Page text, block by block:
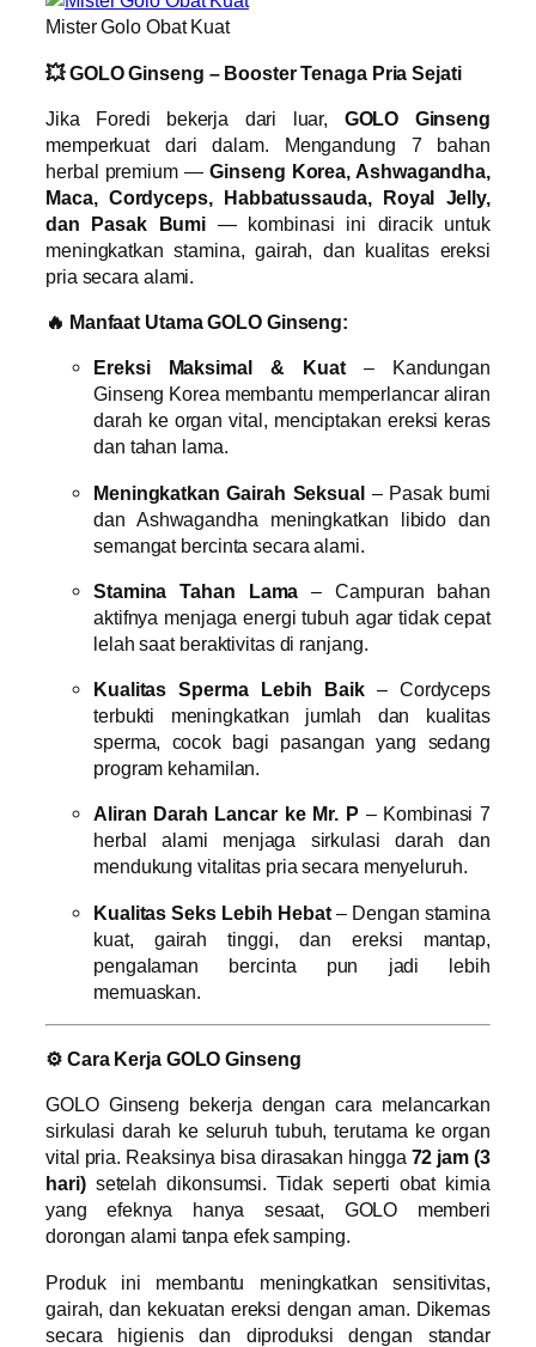
Mister Golo Obat Kuat
💥 GOLO Ginseng – Booster Tenaga Pria Sejati
Jika Foredi bekerja dari luar, GOLO Ginseng
memperkuat dari dalam. Mengandung 7 bahan
herbal premium —Ginseng Korea, Ashwagandha,
Maca, Cordyceps, Habbatussauda, Royal Jelly,
dan Pasak Bumi — kombinasi ini diracik untuk
meningkatkan stamina, gairah, dan kualitas ereksi
pria secara alami.
🔥 Manfaat Utama GOLO Ginseng:
Ereksi Maksimal & Kuat– Kandungan
Ginseng Korea membantu memperlancar aliran
darah ke organ vital, menciptakan ereksi keras
dan tahan lama.
Meningkatkan Gairah Seksual– Pasak bumi
dan Ashwagandha meningkatkan libido dan
semangat bercinta secara alami.
Stamina Tahan Lama – Campuran bahan
aktifnya menjaga energi tubuh agar tidak cepat
lelah saat beraktivitas di ranjang.
Kualitas Sperma Lebih Baik– Cordyceps
terbukti meningkatkan jumlah dan kualitas
sperma, cocok bagi pasangan yang sedang
program kehamilan.
Aliran Darah Lancar ke Mr. P – Kombinasi 7
herbal alami menjaga sirkulasi darah dan
mendukung vitalitas pria secara menyeluruh.
Kualitas Seks Lebih Hebat– Dengan stamina
kuat, gairah tinggi, dan ereksi mantap,
pengalaman bercinta pun jadi lebih
memuaskan.
⚙ Cara Kerja GOLO Ginseng
GOLO Ginseng bekerja dengan cara melancarkan
sirkulasi darah ke seluruh tubuh, terutama ke organ
vital pria. Reaksinya bisa dirasakan hingga 72 jam (3
hari)setelah dikonsumsi. Tidak seperti obat kimia
yang efeknya hanya sesaat, GOLO memberi
dorongan alami tanpa efek samping.
Produk ini membantu meningkatkan sensitivitas,
gairah, dan kekuatan ereksi dengan aman. Dikemas
secara higienis dan diproduksi dengan standar